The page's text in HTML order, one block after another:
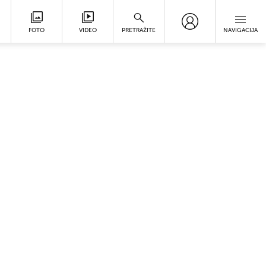
FOTO VIDEO PRETRAŽITE NAVIGACIJA